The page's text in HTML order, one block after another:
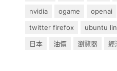
nvidia
ogame openai
twitter firefox
ubuntu
日本
油價 瀏覽器 經